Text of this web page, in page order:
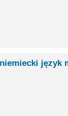
niemiecki język